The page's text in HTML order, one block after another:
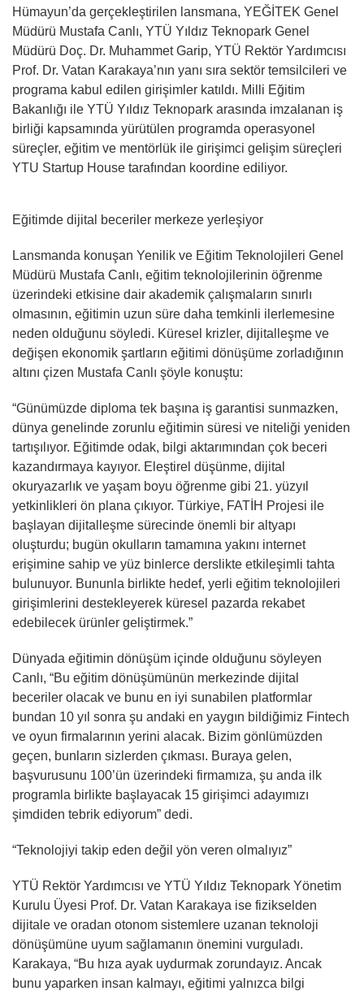
Hümayun’da gerçekleştirilen lansmana, YEĞİTEK Genel
Müdürü Mustafa Canlı, YTÜ Yıldız Teknopark Genel
Müdürü Doç. Dr. Muhammet Garip, YTÜ Rektör Yardımcısı
Prof. Dr. Vatan Karakaya’nın yanı sıra sektör temsilcileri ve
programa kabul edilen girişimler katıldı. Milli Eğitim
Bakanlığı ile YTÜ Yıldız Teknopark arasında imzalanan iş
birliği kapsamında yürütülen programda operasyonel
süreçler, eğitim ve mentörlük ile girişimci gelişim süreçleri
YTU Startup House tarafından koordine ediliyor.
Eğitimde dijital beceriler merkeze yerleşiyor
Lansmanda konuşan Yenilik ve Eğitim Teknolojileri Genel
Müdürü Mustafa Canlı, eğitim teknolojilerinin öğrenme
üzerindeki etkisine dair akademik çalışmaların sınırlı
olmasının, eğitimin uzun süre daha temkinli ilerlemesine
neden olduğunu söyledi. Küresel krizler, dijitalleşme ve
değişen ekonomik şartların eğitimi dönüşüme zorladığının
altını çizen Mustafa Canlı şöyle konuştu:
“Günümüzde diploma tek başına iş garantisi sunmazken,
dünya genelinde zorunlu eğitimin süresi ve niteliği yeniden
tartışılıyor. Eğitimde odak, bilgi aktarımından çok beceri
kazandırmaya kayıyor. Eleştirel düşünme, dijital
okuryazarlık ve yaşam boyu öğrenme gibi 21. yüzyıl
yetkinlikleri ön plana çıkıyor. Türkiye, FATİH Projesi ile
başlayan dijitalleşme sürecinde önemli bir altyapı
oluşturdu; bugün okulların tamamına yakını internet
erişimine sahip ve yüz binlerce derslikte etkileşimli tahta
bulunuyor. Bununla birlikte hedef, yerli eğitim teknolojileri
girişimlerini destekleyerek küresel pazarda rekabet
edebilecek ürünler geliştirmek.”
Dünyada eğitimin dönüşüm içinde olduğunu söyleyen
Canlı, “Bu eğitim dönüşümünün merkezinde dijital
beceriler olacak ve bunu en iyi sunabilen platformlar
bundan 10 yıl sonra şu andaki en yaygın bildiğimiz Fintech
ve oyun firmalarının yerini alacak. Bizim gönlümüzden
geçen, bunların sizlerden çıkması. Buraya gelen,
başvurusunu 100’ün üzerindeki firmamıza, şu anda ilk
programla birlikte başlayacak 15 girişimci adayımızı
şimdiden tebrik ediyorum” dedi.
“Teknolojiyi takip eden değil yön veren olmalıyız”
YTÜ Rektör Yardımcısı ve YTÜ Yıldız Teknopark Yönetim
Kurulu Üyesi Prof. Dr. Vatan Karakaya ise fizikselden
dijitale ve oradan otonom sistemlere uzanan teknoloji
dönüşümüne uyum sağlamanın önemini vurguladı.
Karakaya, “Bu hıza ayak uydurmak zorundayız. Ancak
bunu yaparken insan kalmayı, eğitimi yalnızca bilgi